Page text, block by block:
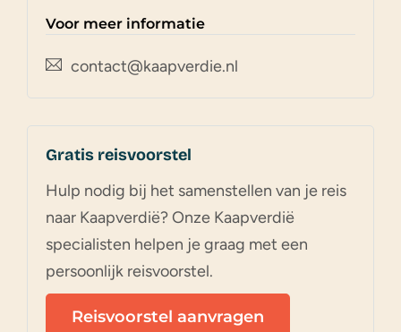
Voor meer informatie
contact@kaapverdie.nl
Gratis reisvoorstel
Hulp nodig bij het samenstellen van je reis
naar Kaapverdië? Onze Kaapverdië
specialisten helpen je graag met een
persoonlijk reisvoorstel.
Reisvoorstel aanvragen